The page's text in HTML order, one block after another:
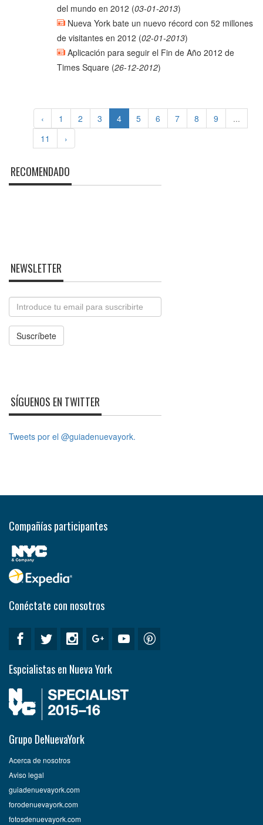
del mundo en 2012 (03-01-2013)
Nueva York bate un nuevo récord con 52 millones
de visitantes en 2012 (02-01-2013)
Aplicación para seguir el Fin de Año 2012 de
Times Square(26-12-2012)
‹ 1 2 3 4 5 6 7 8 9
...
11
›
RECOMENDADO
NEWSLETTER
Email
Suscríbete
SÍGUENOS EN TWITTER
Tweets por el @guiadenuevayork.
Compañías participantes
Conéctate con nosotros
Espcialistas en Nueva York
Grupo DeNuevaYork
Acerca de nosotros
Aviso legal
guiadenuevayork.com
forodenuevayork.com
fotosdenuevayork.com